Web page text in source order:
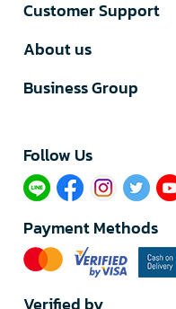
Customer Support
About us
Business Group
Follow Us​
Payment Methods
Verified by